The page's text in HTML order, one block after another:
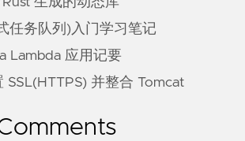
任务队列)入门学习笔记
Lambda 应用记要
SSL(HTTPS) 并整合 Tomcat